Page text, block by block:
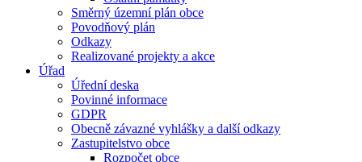
Směrný územní plán obce
Povodňový plán
Odkazy
Realizované projekty a akce
Úřad
Úřední deska
Povinné informace
GDPR
Obecně závazné vyhlášky a další odkazy
Zastupitelstvo obce
Rozpočet obce